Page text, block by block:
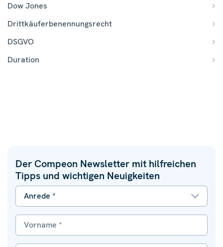
Dow Jones
Drittkäuferbenennungsrecht
DSGVO
Duration
Der Compeon Newsletter mit hilfreichen
Tipps und wichtigen Neuigkeiten